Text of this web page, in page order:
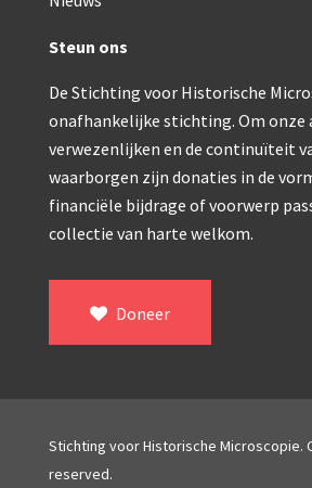
Zeiss, statief IX (ca.
Seibert, ‘Stativ 3’
Watson & Sons, No. 1 ‘Van
Reichert (ca.
Winkel, statief BTC
Troughton & Simms,
Bleeker, statief R (ca.
Meopta,
Zeiss, type Ergaval
Steun ons
De Stichting voor Historische
onafhankelijke stichting. Om onze
verwezenlijken en de continuïteit
waarborgen zijn donaties in de
financiële bijdrage of voorwerp
collectie van harte welkom.
Doneer
Stichting voor Historische Microscopie.
reserved.